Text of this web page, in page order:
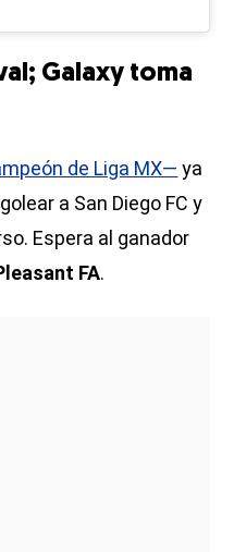
Galaxy toma
de Liga MX— ya
a San Diego FC y
Espera al ganador
FA.